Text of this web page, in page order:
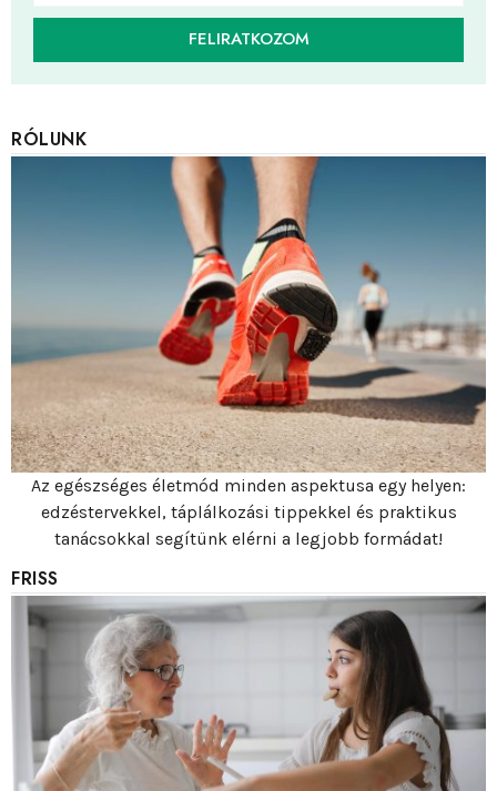
FELIRATKOZOM
RÓLUNK
Az egészséges életmód minden aspektusa egy helyen:
edzéstervekkel, táplálkozási tippekkel és praktikus
tanácsokkal segítünk elérni a legjobb formádat!
FRISS